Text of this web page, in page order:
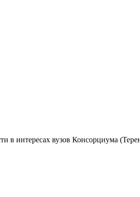
в интересах вузов Консорциума